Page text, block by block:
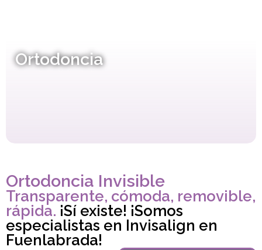
Ortodoncia
Ortodoncia Invisible
Transparente, cómoda, removible,
rápida. ¡Sí existe! ¡Somos
especialistas en Invisalign en
Fuenlabrada!